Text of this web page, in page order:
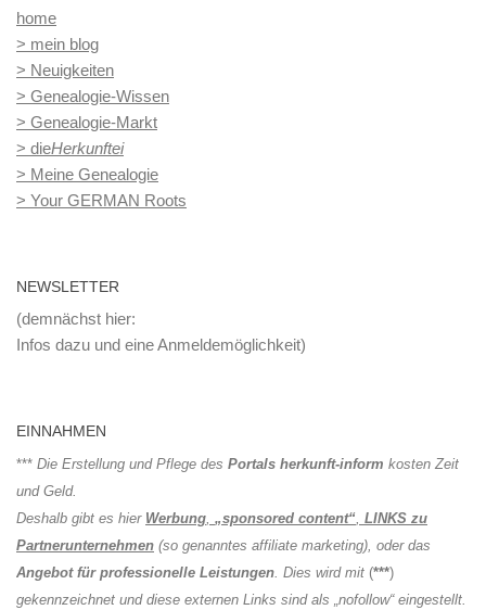
home
> mein blog
> Neuigkeiten
> Genealogie-Wissen
> Genealogie-Markt
> dieHerkunftei
> Meine Genealogie
> Your GERMAN Roots
NEWSLETTER
(demnächst hier:
Infos dazu und eine Anmeldemöglichkeit)
EINNAHMEN
*** Die Erstellung und Pflege des Portals herkunft-inform kosten Zeit
und Geld.
Deshalb gibt es hier Werbung, „sponsored content“, LINKS zu
Partnerunternehmen (so genanntes affiliate marketing), oder das
Angebot für professionelle Leistungen. Dies wird mit (***)
gekennzeichnet und diese externen Links sind als „nofollow“ eingestellt.